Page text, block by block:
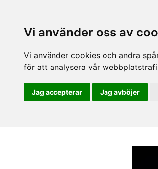
Vi använder oss av
Vi använder cookies och andra
för att analysera vår
Jag accepterar Jag avböjer